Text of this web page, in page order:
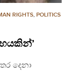
RIGHTS, POLITICS
දෙනා